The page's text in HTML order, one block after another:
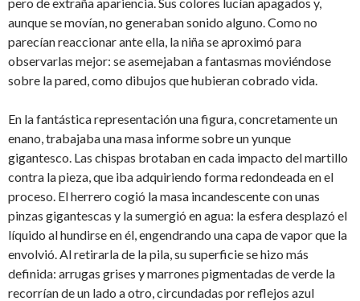
aunque se movían, no generaban sonido alguno. Como no
parecían reaccionar ante ella, la niña se aproximó para
observarlas mejor: se asemejaban a fantasmas moviéndose
sobre la pared, como dibujos que hubieran cobrado vida.
En la fantástica representación una figura, concretamente un
enano, trabajaba una masa informe sobre un yunque
gigantesco. Las chispas brotaban en cada impacto del martillo
contra la pieza, que iba adquiriendo forma redondeada en el
proceso. El herrero cogió la masa incandescente con unas
pinzas gigantescas y la sumergió en agua: la esfera desplazó el
líquido al hundirse en él, engendrando una capa de vapor que la
envolvió. Al retirarla de la pila, su superficie se hizo más
definida: arrugas grises y marrones pigmentadas de verde la
recorrían de un lado a otro, circundadas por reflejos azul